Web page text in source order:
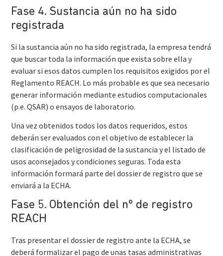
Fase 4. Sustancia aún no ha sido
registrada
Si la sustancia aún no ha sido registrada, la empresa tendrá
que buscar toda la información que exista sobre ella y
evaluar si esos datos cumplen los requisitos exigidos por el
Reglamento REACH. Lo más probable es que sea necesario
generar información mediante estudios computacionales
(p.e. QSAR) o ensayos de laboratorio.
Una vez obtenidos todos los datos requeridos, estos
deberán ser evaluados con el objetivo de establecer la
clasificación de peligrosidad de la sustancia y el listado de
usos aconsejados y condiciones seguras. Toda esta
información formará parte del dossier de registro que se
enviará a la ECHA.
Fase 5. Obtención del nº de registro
REACH
Tras presentar el dossier de registro ante la ECHA, se
deberá formalizar el pago de unas tasas administrativas